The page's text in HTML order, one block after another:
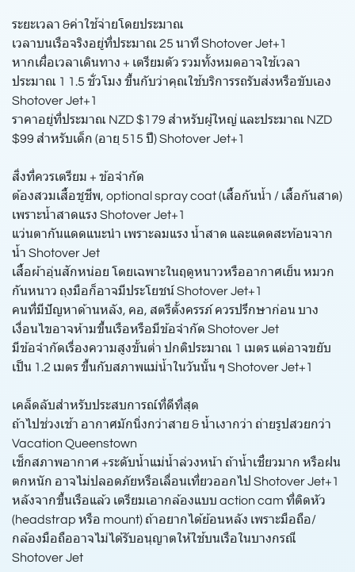
ระยะเวลา &ค่าใช้จ่ายโดยประมาณ
เวลาบนเรือจริงอยู่ที่ประมาณ 25 นาที Shotover Jet+1
หากเผื่อเวลาเดินทาง + เตรียมตัว รวมทั้งหมดอาจใช้เวลา
ประมาณ 1 1.5 ชั่วโมง ขึ้นกับว่าคุณใช้บริการรถรับส่งหรือขับเอง
Shotover Jet+1
ราคาอยู่ที่ประมาณ NZD $179 สำหรับผู้ใหญ่ และประมาณ NZD
$99 สำหรับเด็ก (อายุ 515 ปี) Shotover Jet+1
สิ่งที่ควรเตรียม + ข้อจำกัด
ต้องสวมเสื้อชูชีพ, optional spray coat (เสื้อกันน้ำ / เสื้อกันสาด)
เพราะน้ำสาดแรง Shotover Jet+1
แว่นตากันแดดแนะนำ เพราะลมแรง น้ำสาด และแดดสะท้อนจาก
น้ำ Shotover Jet
เสื้อผ้าอุ่นสักหน่อย โดยเฉพาะในฤดูหนาวหรืออากาศเย็น หมวก
กันหนาว ถุงมือก็อาจมีประโยชน์ Shotover Jet+1
คนที่มีปัญหาด้านหลัง, คอ, สตรีตั้งครรภ์ ควรปรึกษาก่อน บาง
เงื่อนไขอาจห้ามขึ้นเรือหรือมีข้อจำกัด Shotover Jet
มีข้อจำกัดเรื่องความสูงขั้นต่ำ ปกติประมาณ 1 เมตร แต่อาจขยับ
เป็น 1.2 เมตร ขึ้นกับสภาพแม่น้ำในวันนั้น ๆ Shotover Jet+1
เคล็ดลับสำหรับประสบการณ์ที่ดีที่สุด
ถ้าไปช่วงเช้า อากาศมักนิ่งกว่าสาย & น้ำเงากว่า ถ่ายรูปสวยกว่า
Vacation Queenstown
เช็กสภาพอากาศ +ระดับน้ำแม่น้ำล่วงหน้า ถ้าน้ำเชี่ยวมาก หรือฝน
ตกหนัก อาจไม่ปลอดภัยหรือเลื่อนเที่ยวออกไป Shotover Jet+1
หลังจากขึ้นเรือแล้ว เตรียมเอากล้องแบบ action cam ที่ติดหัว
(headstrap หรือ mount) ถ้าอยากได้ย้อนหลัง เพราะมือถือ/
กล้องมือถืออาจไม่ได้รับอนุญาตให้ใช้บนเรือในบางกรณี
Shotover Jet